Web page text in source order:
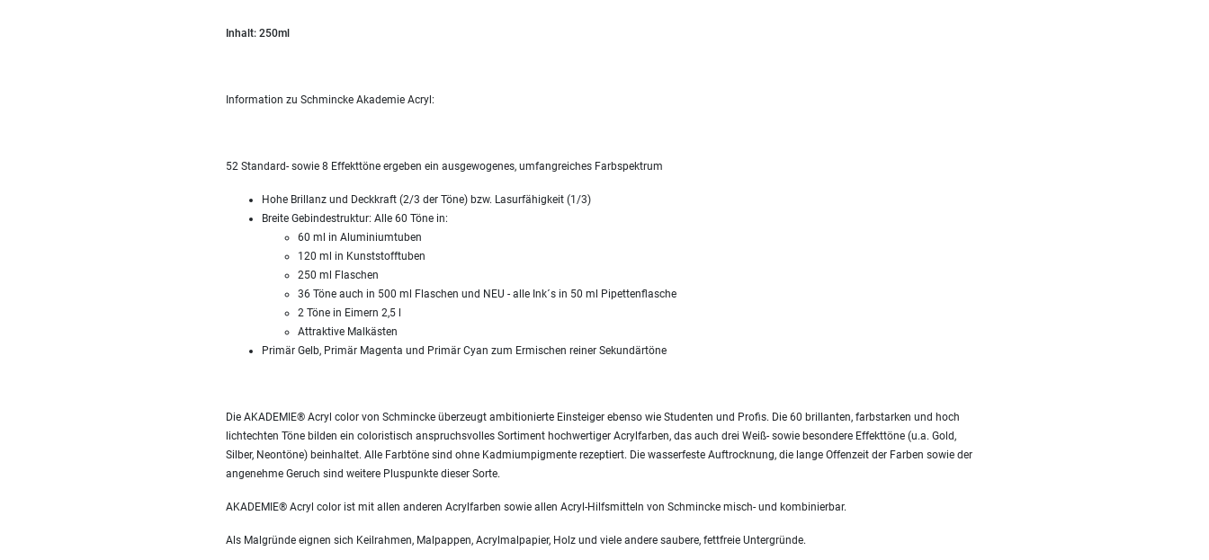
Inhalt: 250ml
Information zu Schmincke Akademie Acryl:
52 Standard- sowie 8 Effekttöne ergeben ein ausgewogenes, umfangreiches Farbspektrum
Hohe Brillanz und Deckkraft (2/3 der Töne) bzw. Lasurfähigkeit (1/3)
Breite Gebindestruktur: Alle 60 Töne in:
60 ml in Aluminiumtuben
120 ml in Kunststofftuben
250 ml Flaschen
36 Töne auch in 500 ml Flaschen und NEU - alle Ink´s in 50 ml Pipettenflasche
2 Töne in Eimern 2,5 l
Attraktive Malkästen
Primär Gelb, Primär Magenta und Primär Cyan zum Ermischen reiner Sekundärtöne
Die AKADEMIE® Acryl color von Schmincke überzeugt ambitionierte Einsteiger ebenso wie Studenten und Profis. Die 60 brillanten, farbstarken und hoch
lichtechten Töne bilden ein coloristisch anspruchsvolles Sortiment hochwertiger Acrylfarben, das auch drei Weiß- sowie besondere Effekttöne (u.a. Gold,
Silber, Neontöne) beinhaltet. Alle Farbtöne sind ohne Kadmiumpigmente rezeptiert. Die wasserfeste Auftrocknung, die lange Offenzeit der Farben sowie der
angenehme Geruch sind weitere Pluspunkte dieser Sorte.
AKADEMIE® Acryl color ist mit allen anderen Acrylfarben sowie allen Acryl-Hilfsmitteln von Schmincke misch- und kombinierbar.
Als Malgründe eignen sich Keilrahmen, Malpappen, Acrylmalpapier, Holz und viele andere saubere, fettfreie Untergründe.